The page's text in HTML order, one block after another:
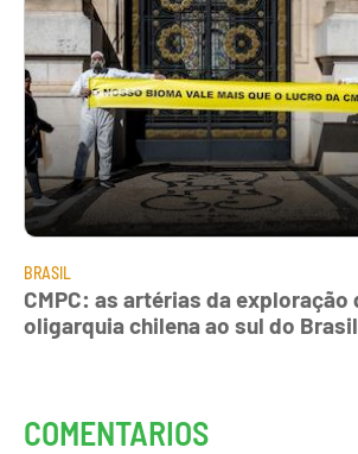
BRASIL
CMPC: as artérias da exploração
oligarquia chilena ao sul do Brasil
COMENTARIOS